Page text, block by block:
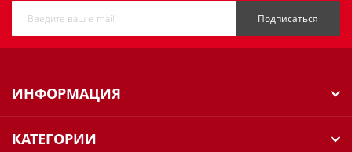
Подписаться
ИНФОРМАЦИЯ
КАТЕГОРИИ